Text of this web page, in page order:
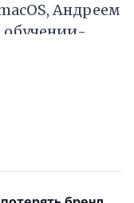
Андреем
обучении-